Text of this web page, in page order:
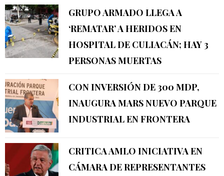
GRUPO ARMADO LLEGA A
‘REMATAR’ A HERIDOS EN
HOSPITAL DE CULIACÁN; HAY 3
PERSONAS MUERTAS
CON INVERSIÓN DE 300 MDP,
INAUGURA MARS NUEVO PARQUE
INDUSTRIAL EN FRONTERA
CRITICA AMLO INICIATIVA EN
CÁMARA DE REPRESENTANTES